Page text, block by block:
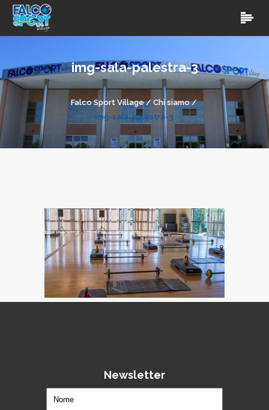
img-sala-palestra-3
Falco Sport Village/ Chi siamo/
img-sala-palestra-3
Newsletter